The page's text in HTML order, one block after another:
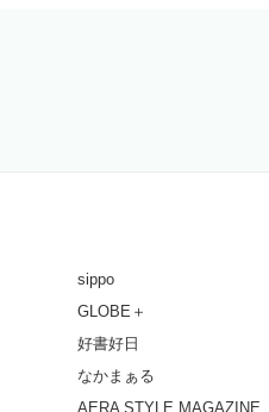
sippo
GLOBE＋
好書好日
なかまぁる
AERA STYLE MAGAZINE